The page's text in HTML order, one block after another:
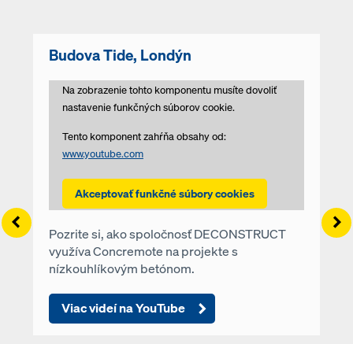
Budova Tide, Londýn
Na zobrazenie tohto komponentu musíte dovoliť
nastavenie funkčných súborov cookie.
Tento komponent zahŕňa obsahy od:
www.youtube.com
Akceptovať funkčné súbory cookies
Pozrite si, ako spoločnosť DECONSTRUCT
využíva Concremote na projekte s
nízkouhlíkovým betónom.
Viac videí na YouTube
Left